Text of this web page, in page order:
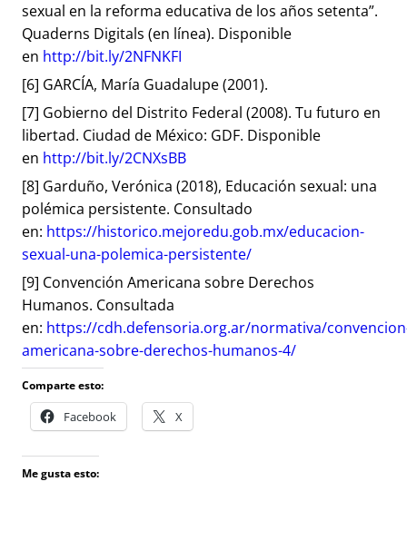
sexual en la reforma educativa de los años setenta”.
Quaderns Digitals (en línea). Disponible
en http://bit.ly/2NFNKFI
[6] GARCÍA, María Guadalupe (2001).
[7] Gobierno del Distrito Federal (2008). Tu futuro en
libertad. Ciudad de México: GDF. Disponible
en http://bit.ly/2CNXsBB
[8] Garduño, Verónica (2018), Educación sexual: una
polémica persistente. Consultado
en: https://historico.mejoredu.gob.mx/educacion-
sexual-una-polemica-persistente/
[9] Convención Americana sobre Derechos
Humanos. Consultada
en: https://cdh.defensoria.org.ar/normativa/
americana-sobre-derechos-humanos-4/
Comparte esto:
Facebook X
Me gusta esto: